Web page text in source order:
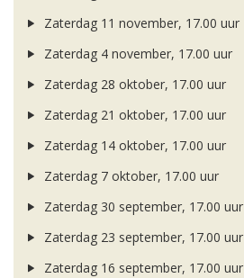
Zaterdag 11 november, 17.00 uur
Zaterdag 4 november, 17.00 uur
Zaterdag 28 oktober, 17.00 uur
Zaterdag 21 oktober, 17.00 uur
Zaterdag 14 oktober, 17.00 uur
Zaterdag 7 oktober, 17.00 uur
Zaterdag 30 september, 17.00 uur
Zaterdag 23 september, 17.00 uur
Zaterdag 16 september, 17.00 uur